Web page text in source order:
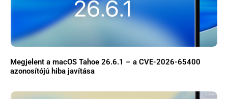
Megjelent a macOS Tahoe 26.6.1 – a CVE-2026-65400
azonosítójú hiba javítása